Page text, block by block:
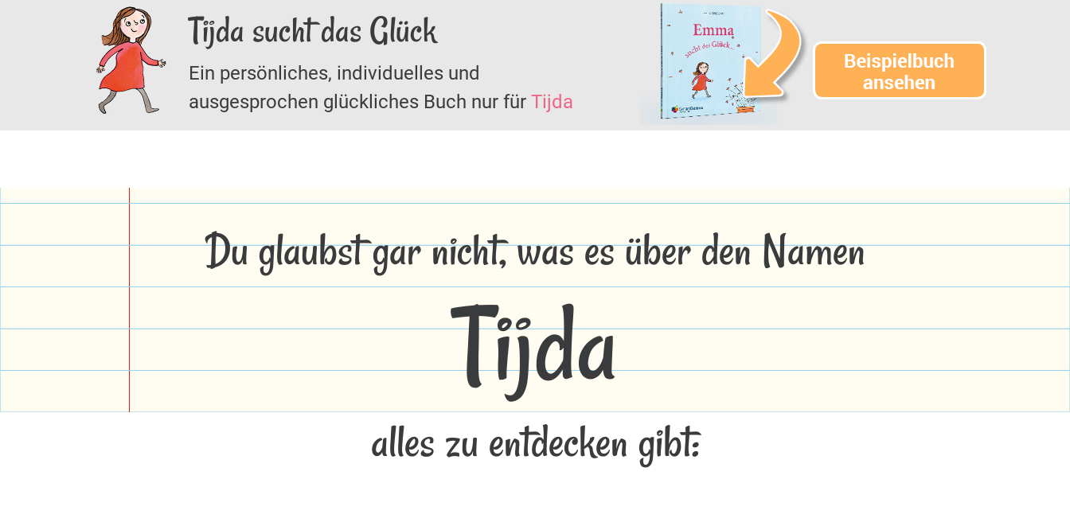
Tijda sucht das Glück
Ein persönliches, individuelles und
ausgesprochen glückliches Buch nur für Tijda
Du glaubst gar nicht, was es über den Namen
Tijda
alles zu entdecken gibt: